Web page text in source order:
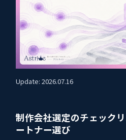
Update: 2026.07.16
制作会社選定のチェック
ートナー選び